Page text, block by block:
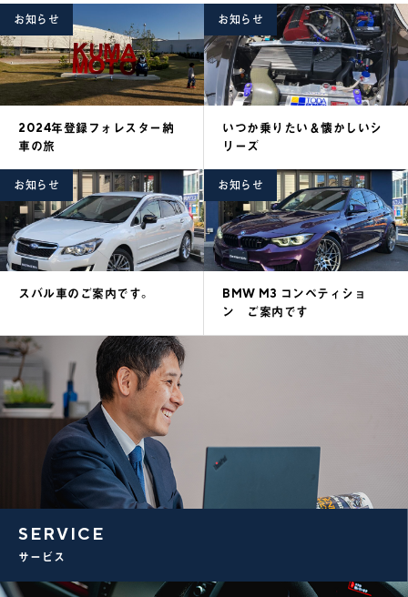
お知らせ
2024年登録フォレスター納
車の旅
お知らせ
いつか乗りたい＆懐かしいシ
リーズ
お知らせ
スバル車のご案内です。
お知らせ
BMW M3 コンペティショ
ン ご案内です
SERVICE
サービス